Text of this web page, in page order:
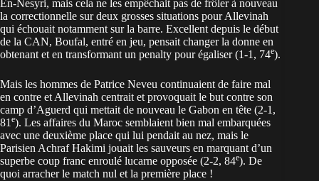
En-Nesyri, mais cela ne les empêchait pas de frôler à nouveau
la correctionnelle sur deux grosses situations pour Allevinah
qui échouait notamment sur la barre. Excellent depuis le début
de la CAN, Boufal, entré en jeu, pensait changer la donne en
obtenant et en transformant un penalty pour égaliser (1-1, 74e).
Mais les hommes de Patrice Neveu continuaient de faire mal
en contre et Allevinah centrait et provoquait le but contre son
camp d’Aguerd qui mettait de nouveau le Gabon en tête (2-1,
81 e). Les affaires du Maroc semblaient bien mal embarquées
avec une deuxième place qui lui pendait au nez, mais le
Parisien Achraf Hakimi jouait les sauveurs en marquant d’un
superbe coup franc enroulé lucarne opposée (2-2, 84e). De
quoi arracher le match nul et la première place !